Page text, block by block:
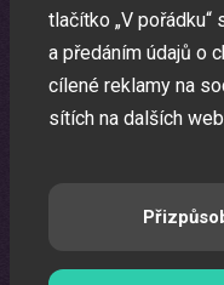
tlačítko „V
a předáním údajů o
cílené reklamy na
sítích na dalších